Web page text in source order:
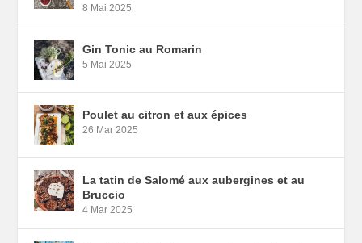
8 Mai 2025
Gin Tonic au Romarin
5 Mai 2025
Poulet au citron et aux épices
26 Mar 2025
La tatin de Salomé aux aubergines et au
Bruccio
4 Mar 2025